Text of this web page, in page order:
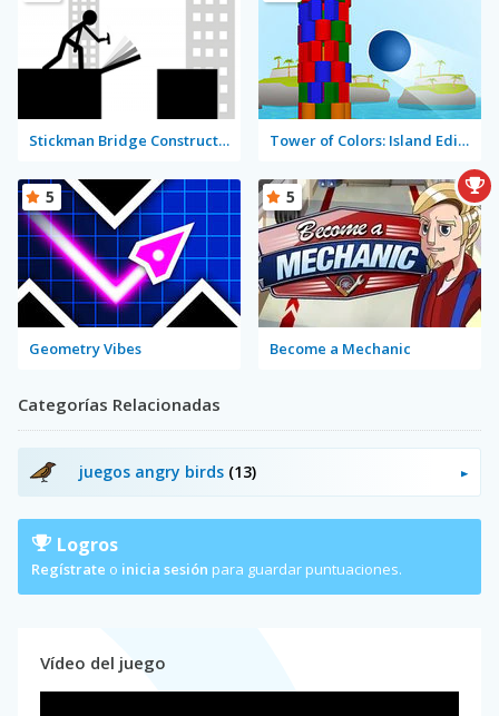
Stickman Bridge Constructor Tower of Colors: Island Edition
Geometry Vibes
5
Become a Mechanic
5
Categorías Relacionadas
juegos angry birds (13)
Logros
Regístrate o inicia sesión para guardar puntuaciones.
Vídeo del juego